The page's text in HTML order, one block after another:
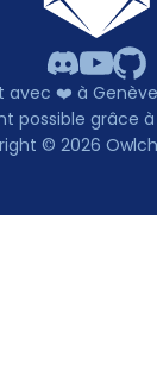
avec ❤️ à
possible grâce
© 2026